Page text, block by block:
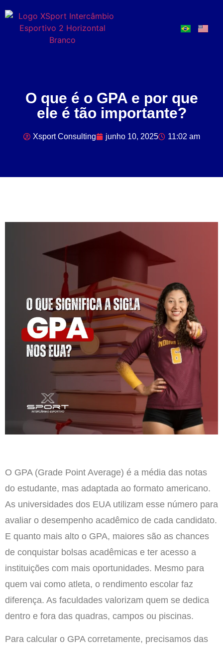
O que é o GPA e por que
ele é tão importante?
Xsport Consulting junho 10, 2025 11:02 am
O GPA (Grade Point Average) é a média das notas
do estudante, mas adaptada ao formato americano.
As universidades dos EUA utilizam esse número para
avaliar o desempenho acadêmico de cada candidato.
E quanto mais alto o GPA, maiores são as chances
de conquistar bolsas acadêmicas e ter acesso a
instituições com mais oportunidades. Mesmo para
quem vai como atleta, o rendimento escolar faz
diferença. As faculdades valorizam quem se dedica
dentro e fora das quadras, campos ou piscinas.
Para calcular o GPA corretamente, precisamos das